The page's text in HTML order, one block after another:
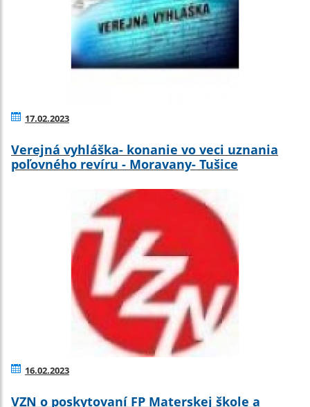
17.02.2023
Verejná vyhláška- konanie vo veci uznania
poľovného revíru - Moravany- Tušice
16.02.2023
VZN o poskytovaní FP Materskej škole a